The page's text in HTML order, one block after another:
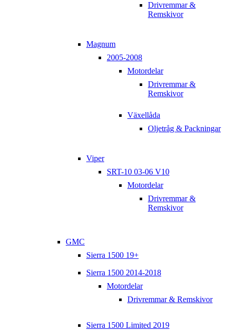
Drivremmar &
Remskivor
Magnum
2005-2008
Motordelar
Drivremmar &
Remskivor
Växellåda
Oljetråg & Packningar
Viper
SRT-10 03-06 V10
Motordelar
Drivremmar &
Remskivor
GMC
Sierra 1500 19+
Sierra 1500 2014-2018
Motordelar
Drivremmar & Remskivor
Sierra 1500 Limited 2019